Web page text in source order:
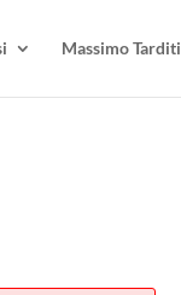
Massimo Tarditi